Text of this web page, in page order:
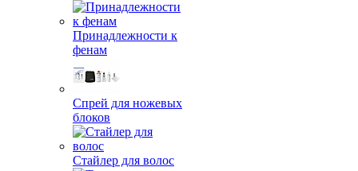
Принадлежности к
фенам
Спрей для ножевых
блоков
Стайлер для волос